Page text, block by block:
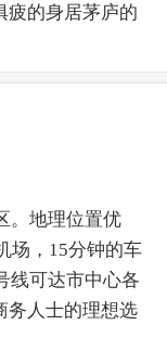
疲的身居茅庐的
。地理位置优
场，15分钟的车
线可达市中心各
务人士的理想选